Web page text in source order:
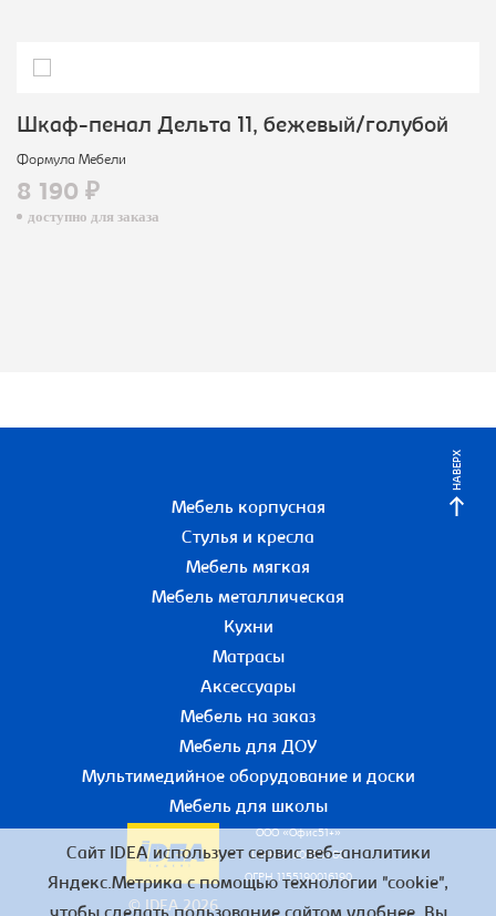
Шкаф-пенал Дельта 11, бежевый/голубой
Формула Мебели
8 190 ₽
доступно для заказа
НАВЕРХ
Мебель корпусная
Стулья и кресла
Мебель мягкая
Мебель металлическая
Кухни
Матрасы
Аксессуары
Мебель на заказ
Мебель для ДОУ
Мультимедийное оборудование и доски
Мебель для школы
© IDEA 2026
ООО «Офис51+»
ИНН 5190055780
ОГРН 1155190016190
Сайт IDEA использует сервис веб-аналитики
Яндекс.Метрика с помощью технологии "cookie",